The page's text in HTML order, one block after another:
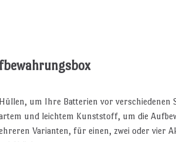
um Ihre Batterien vor verschiedenen
und leichtem Kunststoff, um die
Varianten, für einen, zwei oder vier